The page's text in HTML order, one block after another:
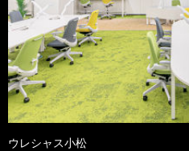
ウレシャス小松